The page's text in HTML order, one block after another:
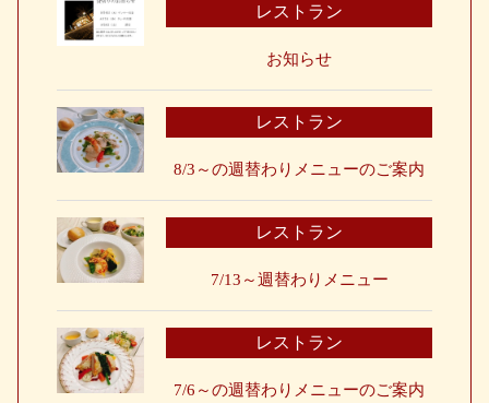
レストラン
お知らせ
レストラン
8/3～の週替わりメニューのご案内
レストラン
7/13～週替わりメニュー
レストラン
7/6～の週替わりメニューのご案内